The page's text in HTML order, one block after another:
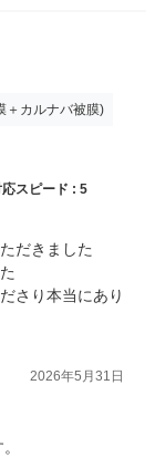
＋カルナバ被膜)
スピード : 5
だきました
さり本当にあり
2026年5月31日